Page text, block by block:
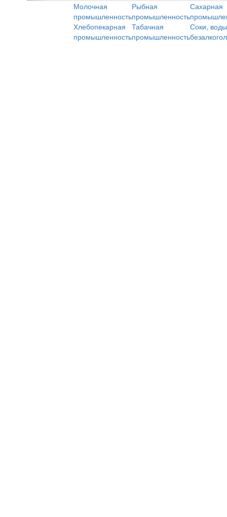
Молочная
промышленность
Рыбная
промышленность
Сахарная
Хлебопекарная
промышленность
Табачная
промышленность
Соки,